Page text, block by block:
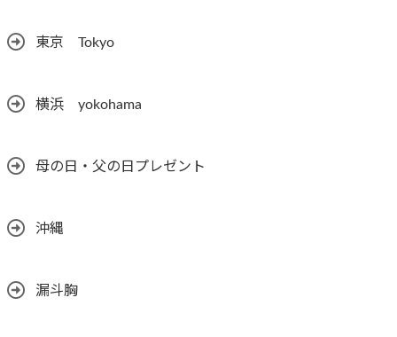
東京 Tokyo
横浜 yokohama
母の日・父の日プレゼント
沖縄
漏斗胸